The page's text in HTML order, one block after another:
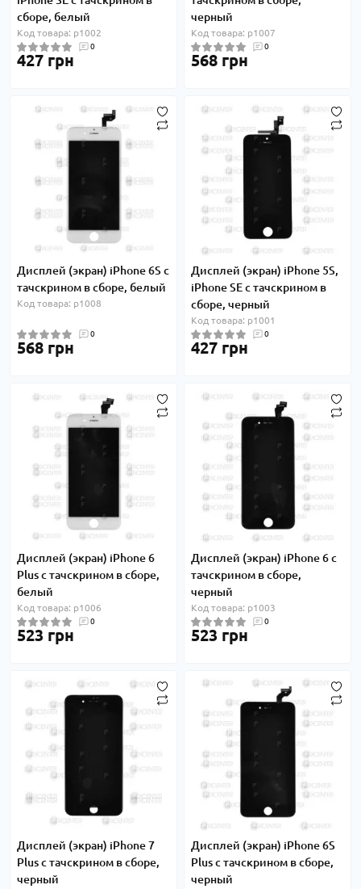
сборе, белый
Код товара: p1002
0
427 грн
черный
Код товара: p1007
0
568 грн
Дисплей (экран) iPhone 6S с
тачскрином в сборе, белый
Код товара: p1008
0
568 грн
Дисплей (экран) iPhone 5S,
iPhone SE с тачскрином в
сборе, черный
Код товара: p1001
0
427 грн
Дисплей (экран) iPhone 6
Plus с тачскрином в сборе,
белый
Код товара: p1006
0
523 грн
Дисплей (экран) iPhone 6 с
тачскрином в сборе,
черный
Код товара: p1003
0
523 грн
Дисплей (экран) iPhone 7
Plus с тачскрином в сборе,
черный
Дисплей (экран) iPhone 6S
Plus с тачскрином в сборе,
черный